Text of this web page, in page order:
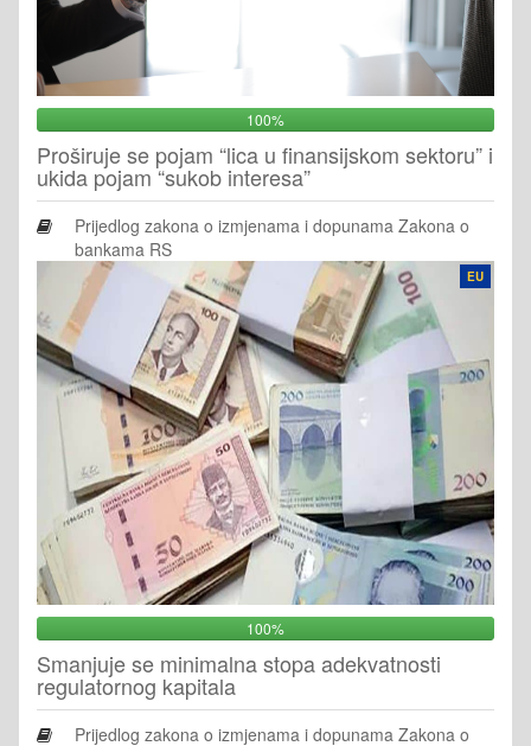
100%
Proširuje se pojam “lica u finansijskom sektoru” i
ukida pojam “sukob interesa”
Prijedlog zakona o izmjenama i dopunama Zakona o
bankama RS
EU
100%
Smanjuje se minimalna stopa adekvatnosti
regulatornog kapitala
Prijedlog zakona o izmjenama i dopunama Zakona o